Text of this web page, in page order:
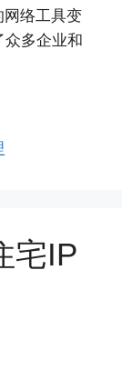
网络工具变
众多企业和
宅IP